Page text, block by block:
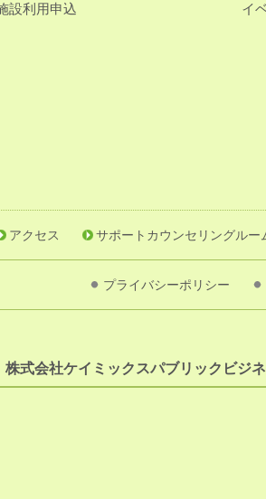
設利用申込 イ
アクセス サポートカウンセリングルー
プライバシーポリシー
株式会社ケイミックスパブリックビジ